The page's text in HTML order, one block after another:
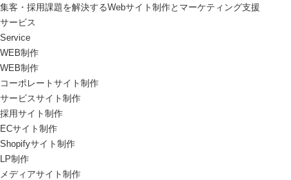
集客・採用課題を解決するWebサイト制作とマーケティング支援
サービス
Service
WEB制作
WEB制作
コーポレートサイト制作
サービスサイト制作
採用サイト制作
ECサイト制作
Shopifyサイト制作
LP制作
メディアサイト制作